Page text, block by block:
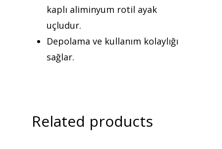
kaplı aliminyum rotil ayak
uçludur.
Depolama ve kullanım kolaylığı
sağlar.
Related products